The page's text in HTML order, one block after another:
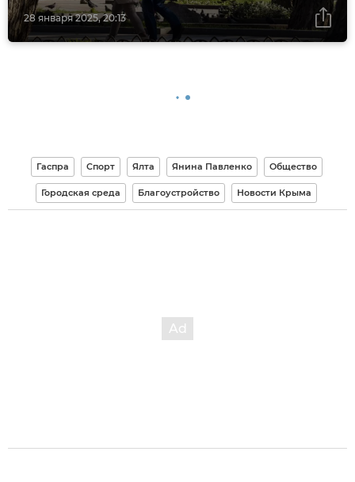
28 января 2025, 20:13
Гаспра Спорт Ялта Янина Павленко Общество
Городская среда Благоустройство Новости Крыма